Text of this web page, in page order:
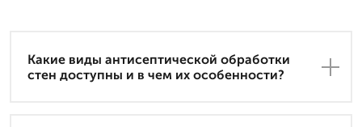
Какие виды антисептической обработки
стен доступны и в чем их особенности?